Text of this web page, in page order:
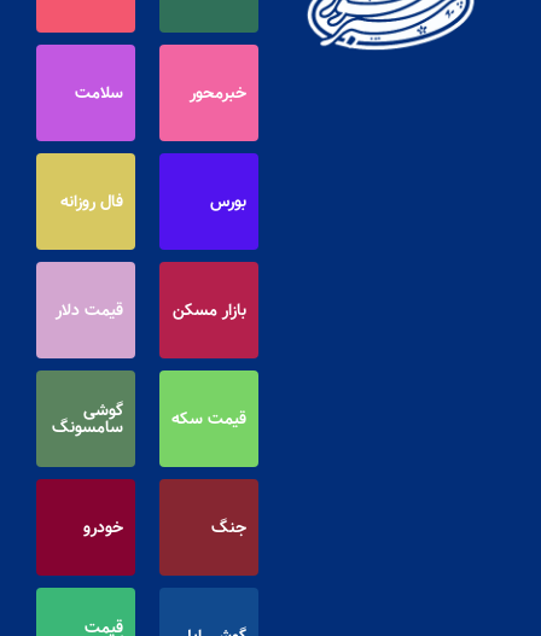
خبرمحور سلامت
بورس فال روزانه
بازار مسکن قیمت دلار
قیمت سکه گوشی
سامسونگ
جنگ خودرو
قیمت